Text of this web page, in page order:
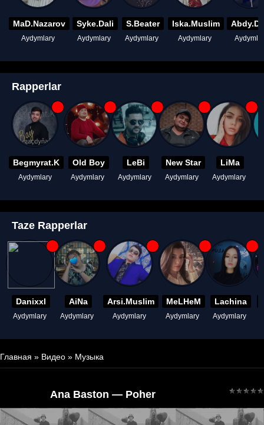
MaD.Nazarov
Aydymlary
Syke.Dali
Aydymlary
S.Beater
Aydymlary
Iska.Muslim
Aydymlary
Rapperlar
Begmyrat.K
Aydymlary
Old Boy
Aydymlary
LeBi
Aydymlary
New Star
Aydymlary
LiMa
Aydymlary
Taze Rapperlar
Danixxl
Aydymlary
AiNa
Aydymlary
Arsi.Muslim
Aydymlary
MeLHeM
Aydymlary
Lachina
Aydymlary
Главная » Видео » Музыка
Ana Baston — Poher